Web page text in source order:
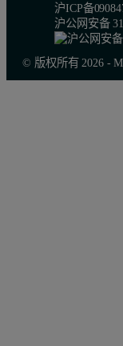
沪ICP备
沪公网安备
© 版权所有 2026 -